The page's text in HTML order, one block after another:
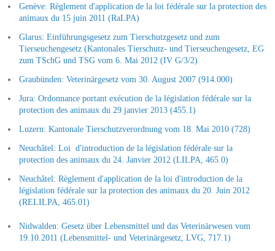
Genève: Règlement d'application de la loi fédérale sur la protection des
animaux du 15 juin 2011 (RaLPA)
Glarus: Einführungsgesetz zum Tierschutzgesetz und zum
Tierseuchengesetz (Kantonales Tierschutz- und Tierseuchengesetz, EG
zum TSchG und TSG vom 6. Mai 2012 (IV G/3/2)
Graubünden: Veterinärgesetz vom 30. August 2007 (914.000)
Jura: Ordonnance portant exécution de la législation fédérale sur la
protection des animaux du 29 janvier 2013 (455.1)
Luzern: Kantonale Tierschutzverordnung vom 18. Mai 2010 (728)
Neuchâtel: Loi d'introduction de la législation fédérale sur la
protection des animaux du 24. Janvier 2012 (LILPA, 465.0)
Neuchâtel: Règlement d'application de la loi d'introduction de la
législation fédérale sur la protection des animaux du 20. Juin 2012
(RELILPA, 465.01)
Nidwalden: Gesetz über Lebensmittel und das Veterinärwesen vom
19.10.2011 (Lebensmittel- und Veterinärgesetz, LVG, 717.1)